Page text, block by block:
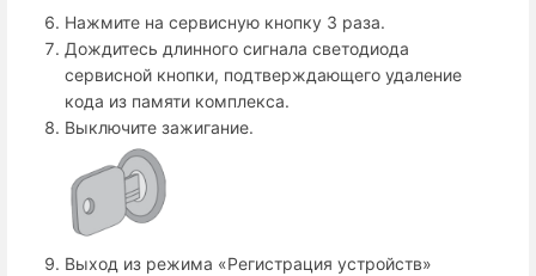
Нажмите на сервисную кнопку 3 раза.
Дождитесь длинного сигнала светодиода
сервисной кнопки, подтверждающего удаление
кода из памяти комплекса.
Выключите зажигание.
Выход из режима «Регистрация устройств»